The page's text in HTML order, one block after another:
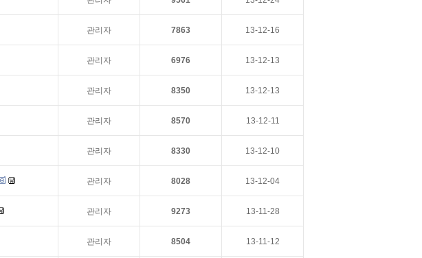
관리자 7863 13-12-16
관리자 6976 13-12-13
관리자 8350 13-12-13
관리자 8570 13-12-11
관리자 8330 13-12-10
관리자 8028 13-12-04
관리자 9273 13-11-28
관리자 8504 13-11-12